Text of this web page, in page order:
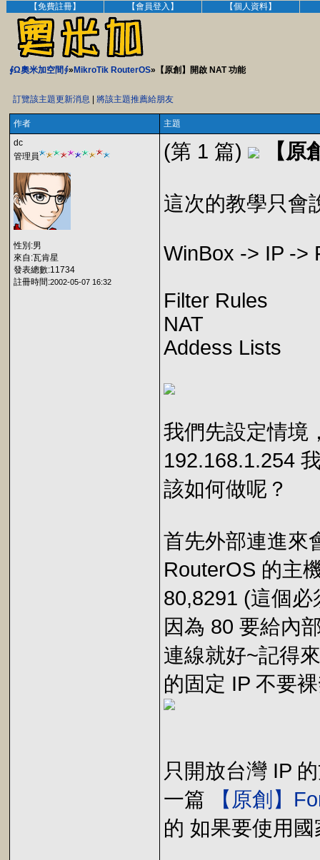
【免費註冊】 【會員登入】 【個人資料】
∮Ω奧米加空間∮» MikroTik RouterOS»【原創】開啟 NAT 功能
訂覽該主題更新消息 將該主題推薦給朋友
作者
主題
dc
管理員
性別:男
來自:瓦肯星
發表總數:11734
註冊時間:2002-05-07 16:32
(第 1 篇) 【
這次的教學只會
WinBox -> IP ->
Filter Rules
NAT
Addess Lists
我們先設定情境
192.168.1.254
該如何做呢？
首先外部連進來
RouterOS 的主
80,8291 (這個
因為 80 要給內
連線就好~記得
的固定 IP 不要
只開放台灣 IP
一篇
【原創】
的 如果要使用